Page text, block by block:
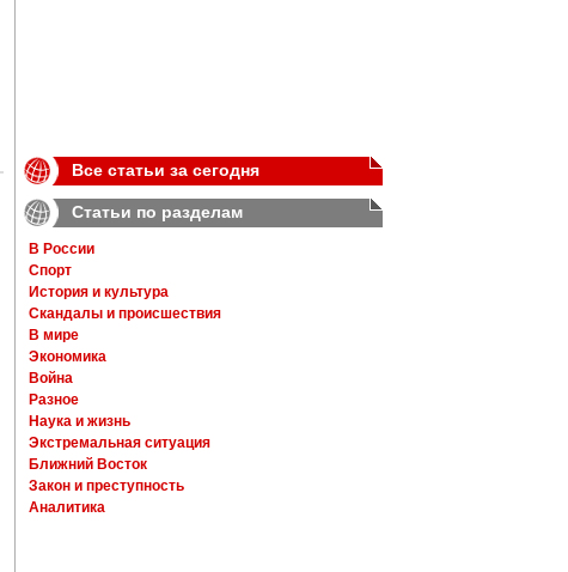
Все статьи за сегодня
Статьи по разделам
В России
Спорт
История и культура
Скандалы и происшествия
В мире
Экономика
Война
Разное
Наука и жизнь
Экстремальная ситуация
Ближний Восток
Закон и преступность
Аналитика